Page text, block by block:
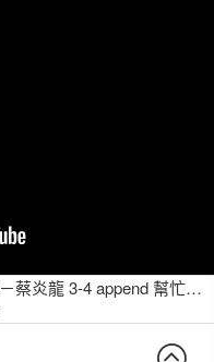
成為Python數據分析達人的第一堂課－蔡炎龍 3-4 append 幫忙建立串列